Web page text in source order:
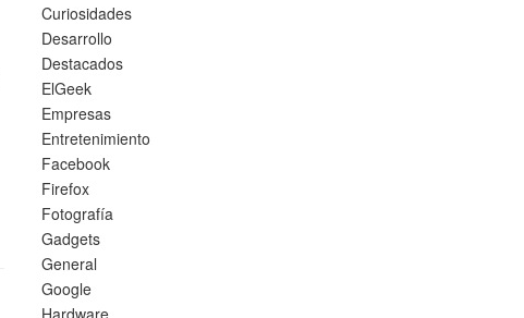
Curiosidades
Desarrollo
Destacados
ElGeek
Empresas
Entretenimiento
Facebook
Firefox
Fotografía
Gadgets
General
Google
Hardware